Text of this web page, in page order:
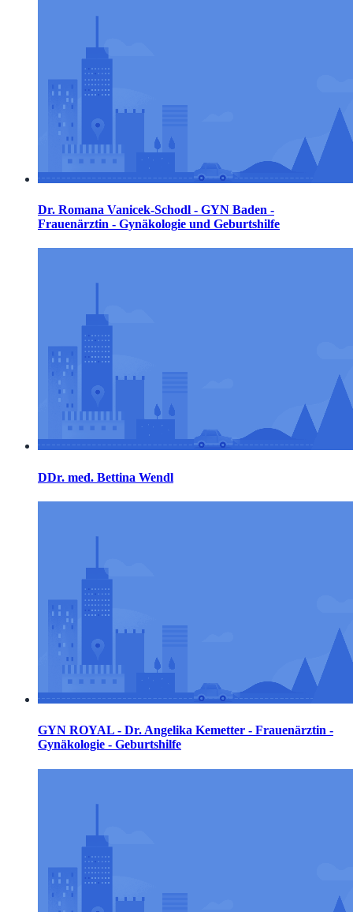
Dr. Romana Vanicek-Schodl - GYN Baden -
Frauenärztin - Gynäkologie und Geburtshilfe
DDr. med. Bettina Wendl
GYN ROYAL - Dr. Angelika Kemetter - Frauenärztin -
Gynäkologie - Geburtshilfe